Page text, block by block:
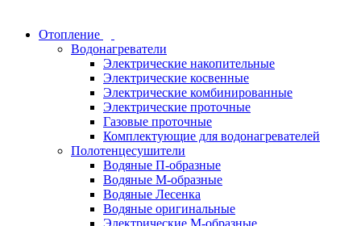
Отопление
Водонагреватели
Электрические накопительные
Электрические косвенные
Электрические комбинированные
Электрические проточные
Газовые проточные
Комплектующие для водонагревателей
Полотенцесушители
Водяные П-образные
Водяные М-образные
Водяные Лесенка
Водяные оригинальные
Электрические М-образные